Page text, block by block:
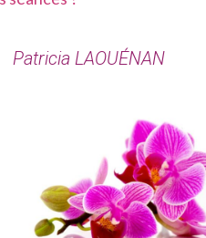
Patricia LAOUÉNAN